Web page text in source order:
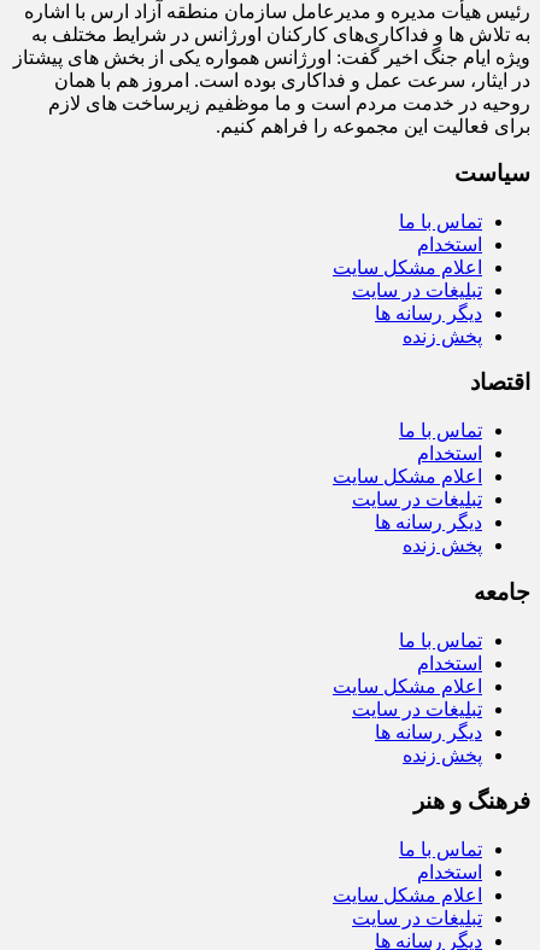
رئیس هیأت‌ مدیره و مدیرعامل سازمان منطقه آزاد ارس با اشاره
به تلاش‌ ها و فداکاری‌های کارکنان اورژانس در شرایط مختلف به‌
ویژه ایام جنگ اخیر گفت: اورژانس همواره یکی از بخش‌ های پیشتاز
در ایثار، سرعت‌ عمل و فداکاری بوده است. امروز هم با همان
روحیه در خدمت مردم است و ما موظفیم زیرساخت‌ های لازم
برای فعالیت این مجموعه را فراهم کنیم.
سیاست
تماس با ما
استخدام
اعلام مشکل سایت
تبلیغات در سایت
دیگر رسانه ها
پخش زنده
اقتصاد
تماس با ما
استخدام
اعلام مشکل سایت
تبلیغات در سایت
دیگر رسانه ها
پخش زنده
جامعه
تماس با ما
استخدام
اعلام مشکل سایت
تبلیغات در سایت
دیگر رسانه ها
پخش زنده
فرهنگ و هنر
تماس با ما
استخدام
اعلام مشکل سایت
تبلیغات در سایت
دیگر رسانه ها